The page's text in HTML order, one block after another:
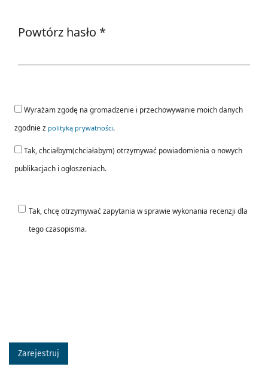
Powtórz hasło *
Wyrażam zgodę na gromadzenie i przechowywanie moich danych
zgodnie z polityką prywatności.
Tak, chciałbym(chciałabym) otrzymywać powiadomienia o nowych
publikacjach i ogłoszeniach.
Tak, chcę otrzymywać zapytania w sprawie wykonania recenzji dla
tego czasopisma.
Zarejestruj